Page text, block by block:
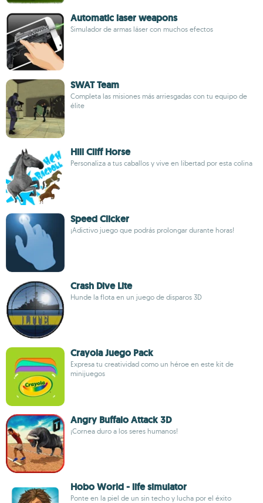
Automatic laser weapons
Simulador de armas láser con muchos efectos
SWAT Team
Completa las misiones más arriesgadas con tu equipo de
élite
Hill Cliff Horse
Personaliza a tus caballos y vive en libertad por esta colina
Speed Clicker
¡Adictivo juego que podrás prolongar durante horas!
Crash Dive Lite
Hunde la flota en un juego de disparos 3D
Crayola Juego Pack
Expresa tu creatividad como un héroe en este kit de
minijuegos
Angry Buffalo Attack 3D
¡Cornea duro a los seres humanos!
Hobo World - life simulator
Ponte en la piel de un sin techo y lucha por el éxito